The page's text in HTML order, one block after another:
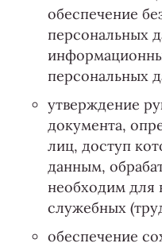
обеспечение
персональных
персональных
утверждение
документа,
лиц, доступ
данным,
необходим для
служебных
обеспечение